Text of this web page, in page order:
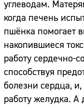
углеводам.
когда печень
пшёнка помогает
накопившиеся
работу сердечно-
способствуя
болезни сердца, и,
работу желудка. А